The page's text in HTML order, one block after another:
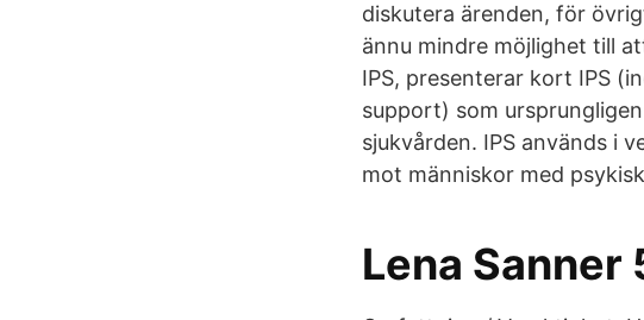
diskutera ärenden, för
ännu mindre möjlighet till
IPS, presenterar kort IPS
support) som
sjukvården. IPS används i
mot människor med
Lena Sanner